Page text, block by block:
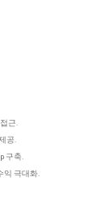
근.
공.
구축.
익 극대화.